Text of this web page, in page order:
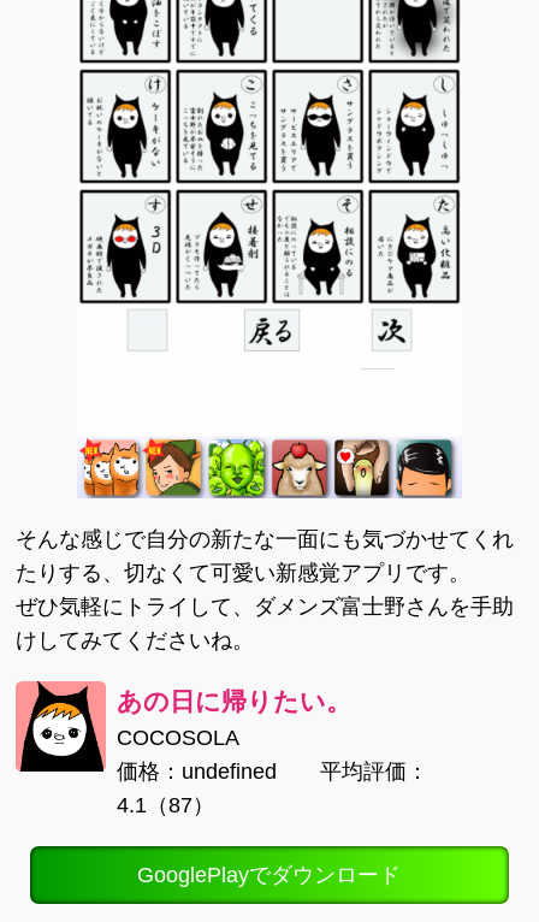
そんな感じで自分の新たな一面にも気づかせてくれ
たりする、切なくて可愛い新感覚アプリです。
ぜひ気軽にトライして、ダメンズ富士野さんを手助
けしてみてくださいね。
あの日に帰りたい。
COCOSOLA
価格：undefined 平均評価：
4.1（87）
GooglePlayでダウンロード